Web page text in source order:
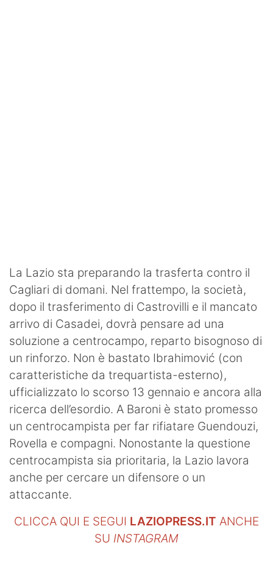
La Lazio sta preparando la trasferta contro il
Cagliari di domani. Nel frattempo, la società,
dopo il trasferimento di Castrovilli e il mancato
arrivo di Casadei, dovrà pensare ad una
soluzione a centrocampo, reparto bisognoso di
un rinforzo. Non è bastato Ibrahimović (con
caratteristiche da trequartista-esterno),
ufficializzato lo scorso 13 gennaio e ancora alla
ricerca dell’esordio. A Baroni è stato promesso
un centrocampista per far rifiatare Guendouzi,
Rovella e compagni. Nonostante la questione
centrocampista sia prioritaria, la Lazio lavora
anche per cercare un difensore o un
attaccante.
CLICCA QUI E SEGUI LAZIOPRESS.IT ANCHE
SU INSTAGRAM